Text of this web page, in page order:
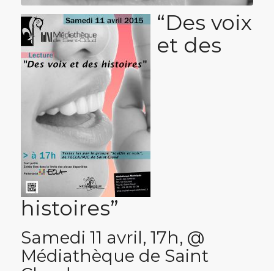
“Des voix
et des
histoires”
Samedi 11 avril, 17h, @
Médiathèque de Saint